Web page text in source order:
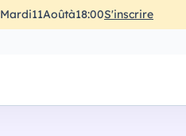
Mardi11Aoûtà18:00S'inscrire